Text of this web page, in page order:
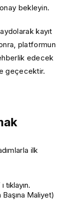
bekleyin.
kayıt
platformun
edecek
geçecektir.
ilk
tıklayın.
Başına Maliyet)